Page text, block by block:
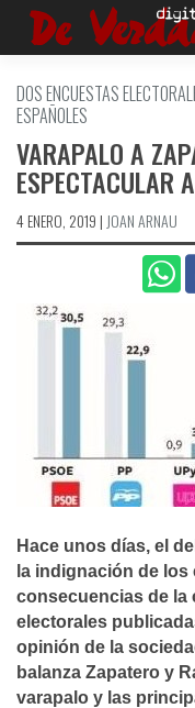
Saltar
DOS ENCUESTAS
ESPAÑOLES
VARAPALO A
ESPECTACULAR
4 ENERO, 2019 | JOAN ARNAU
Hace unos dí­as, el
la indignación de
consecuencias de la
electorales
opinión de la
balanza Zapatero y
varapalo y las